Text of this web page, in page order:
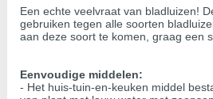
Een echte veelvraat van bladluizen!
gebruiken tegen alle soorten
aan deze soort te komen, graag een
Eenvoudige middelen:
- Het huis-tuin-en-keuken middel